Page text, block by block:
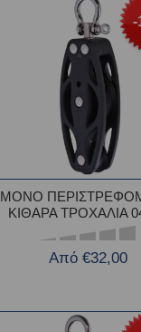
-
ΜΟΝΟ
ΚΙΘΑΡΑ ΤΡΟΧΑΛΙΑ
Από €32,00